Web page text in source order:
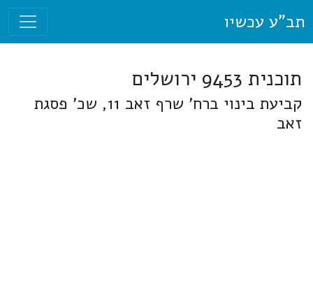
תב"ע עכשיו
תוכנית 9453 ירושלים
קביעת בינוי ברח' שרף זאב 11, שכ' פסגת
זאב